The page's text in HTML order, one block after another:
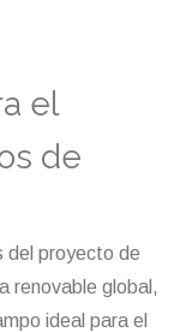
el
de
del proyecto de
renovable global,
ideal para el